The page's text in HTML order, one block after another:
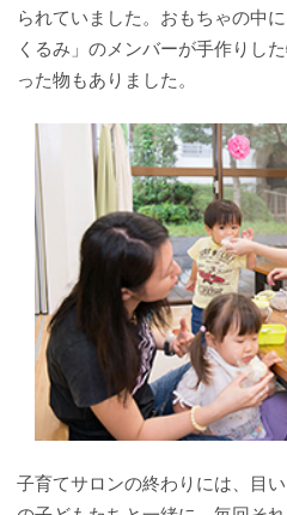
られていました。おもちゃの中
くるみ」のメンバーが手作りし
った物もありました。
子育てサロンの終わりには、目